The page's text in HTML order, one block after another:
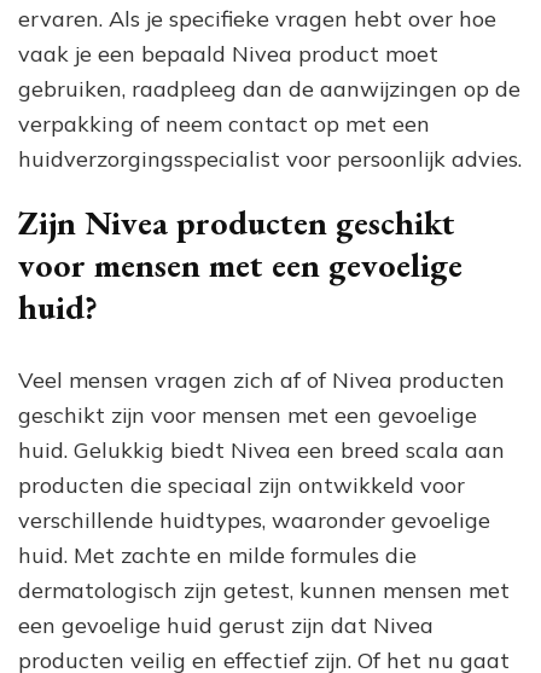
ervaren. Als je specifieke vragen hebt over hoe
vaak je een bepaald Nivea product moet
gebruiken, raadpleeg dan de aanwijzingen op de
verpakking of neem contact op met een
huidverzorgingsspecialist voor persoonlijk advies.
Zijn Nivea producten geschikt
voor mensen met een gevoelige
huid?
Veel mensen vragen zich af of Nivea producten
geschikt zijn voor mensen met een gevoelige
huid. Gelukkig biedt Nivea een breed scala aan
producten die speciaal zijn ontwikkeld voor
verschillende huidtypes, waaronder gevoelige
huid. Met zachte en milde formules die
dermatologisch zijn getest, kunnen mensen met
een gevoelige huid gerust zijn dat Nivea
producten veilig en effectief zijn. Of het nu gaat